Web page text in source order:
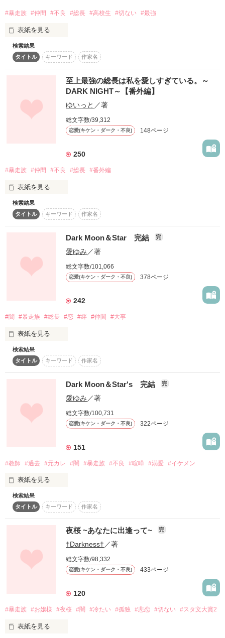
【原題】
CLASSIC DARK -姫は漆黒に愛される-
温かいレビューありがとうございます！
ruuuk 様    舞稟(まいぴん)様
雨月桜兎  様    みあ( ・_・ ) 様
トリプルA～ 様    KAKA 様
作品を読む
旗中 瑠花
Hatanaka  Ruka
──────その瞳は嫌いじゃない。
素敵なレビューをありがとうございました！
misaki☺︎︎ さま    月々 さま
Rillon さま    りきら さま
おぅや☙ さま   林 樹莉 さま
❁hana❁ さま ∞yumi＊ さま
どよな さま   心美 ❤ さま
rikamama さま   結咲ゆらは さま
おぎめい さま  ＊ゆきな＊ さま
原題:  DARK&COLD -月のない夜-
○2021.5.25  文庫発売予定です
作品を読む
だから、今だけは隣にいさせて下さい。
時期が来たら、いなくなるから。
ーーーお願いします。
ーーーーーー………
Start→2013.5.10
End→ 2013.5.17
始めての作品です。
※1.誤字・脱字があると思います、
※2.感想ノート・レビュー書いて貰えると
なんと、なんと‼
番外編付け加えましたので暇つぶしにでも良いので見て行って
下さい○´∀`)ゞ
皆さありがとうございます(*´∀`)ゞ
「信じられるものがないなら
俺が信じさせてやる」
彼の唇があたしに触れたとき
世界が変わった
.:*゜..:。:.::.*゜:.。:..:*゜:.。:..:*゜
この世界は
作品を読む
#暴走族 #仲間 #不良 #総長 #高校生 #切ない #最強
表紙を見る
｢オマエの傷は、全部俺に預けろ」
その世界のNo.1に君臨する
「信じられるものがないなら
俺が信じさせてやる」
彼の心に触れたとき
信じてみたいと思った
.:*゜..:。:.::.*゜:.。:..:*゜:.。:..:*゜
検索結果
タイトル
キーワード 作家名
至上最強の総長は私を愛しすぎている。～
DARK NIGHT～【番外編】
ゆいっと ／著
総文字数/39,312
恋愛(キケン・ダーク・不良) 148ページ
250
#暴走族 #仲間 #不良 #総長 #番外編
表紙を見る
「何があっても絶対に離さねえ」
―本郷　凌牙―
×
心に傷を負った少女
*番外編的なお話です*
検索結果
タイトル
キーワード 作家名
Dark Moon＆Star 完結 完
愛ゆみ ／著
総文字数/101,066
恋愛(キケン・ダーク・不良) 378ページ
242
#闇 #暴走族 #総長 #恋 #絆 #仲間 #大事
表紙を見る
自分の記憶を消した、少女
そんな彼女が出会ったのは
彼との出逢いが
暴走族モノです
苦手な方は、Uターン
お願いしますm(_ _)m
感想、レビュー、お待ちしております。
※暴力的なシーンを含みますので、
法律で禁止されています。
検索結果
タイトル
キーワード 作家名
Dark Moon＆Star's 完結 完
愛ゆみ ／著
総文字数/100,731
恋愛(キケン・ダーク・不良) 322ページ
151
#教師 #過去 #元カレ #闇 #暴走族 #不良 #喧嘩 #溺愛 #イケメン
表紙を見る
過去も、全てを受け止めて
あたしは、どこへ向かおうとしてた？
そう決めたのは、あたし。
あれから、８年。
あたしは何を手に入れた？
検索結果
タイトル
キーワード 作家名
夜桜 ~あなたに出逢って~ 完
†Darkness†／著
総文字数/98,332
恋愛(キケン・ダーク・不良) 433ページ
120
#暴走族 #お嬢様 #夜桜 #闇 #冷たい #孤独 #悲恋 #切ない #スタ文大賞2
表紙を見る